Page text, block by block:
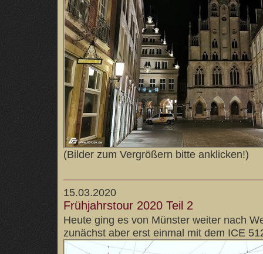
(Bilder zum Vergrößern bitte anklicken!)
15.03.2020
Frühjahrstour 2020 Teil 2
Heute ging es von Münster weiter nach
zunächst aber erst einmal mit dem ICE